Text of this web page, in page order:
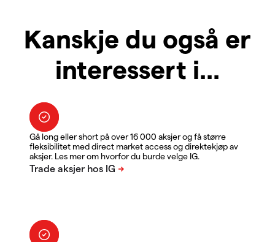
Kanskje du også er
interessert i...
Gå long eller short på over 16 000 aksjer og få større
fleksibilitet med direct market access og direktekjøp av
aksjer. Les mer om hvorfor du burde velge IG.